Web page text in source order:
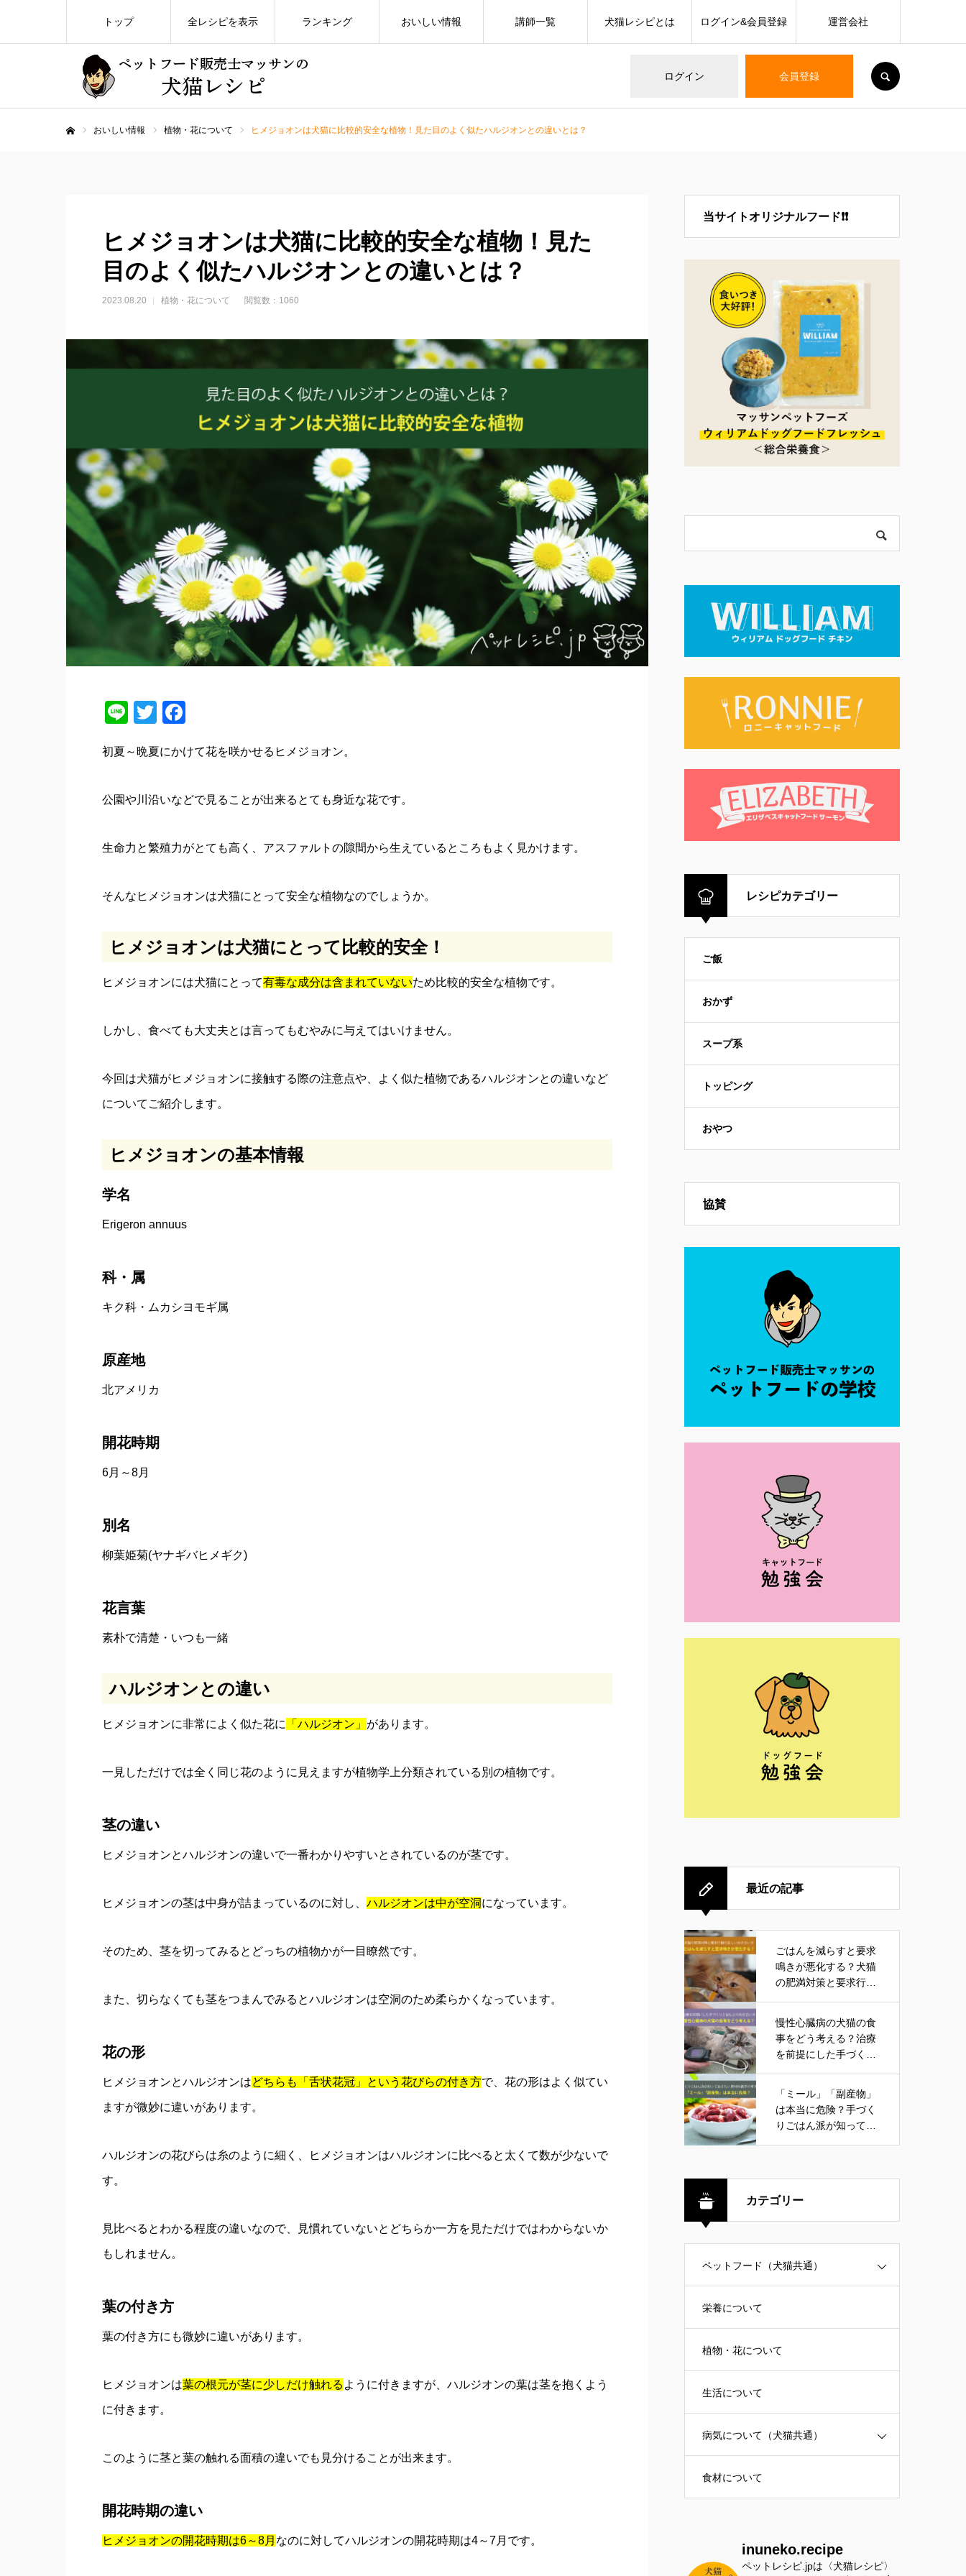
ログイン 会員登録
トップ 全レシピを表示 ランキング おいしい情報 講師一覧 犬猫レシピとは ログイン&会員登録 運営会社
おいしい情報 植物・花について ヒメジョオンは犬猫に比較的安全な植物！見た目のよく似たハルジオンとの違いとは？
ヒメジョオンは犬猫に比較的安全な植物！見た
目のよく似たハルジオンとの違いとは？
2023.08.20 植物・花について 閲覧数：1060
LineTwitter
初夏～晩夏にかけて花を咲かせるヒメジョオン。
公園や川沿いなどで見ることが出来るとても身近な花です。
生命力と繁殖力がとても高く、アスファルトの隙間から生えているところもよく見かけます。
そんなヒメジョオンは犬猫にとって安全な植物なのでしょうか。
ヒメジョオンは犬猫にとって比較的安全！
ヒメジョオンには犬猫にとって有毒な成分は含まれていないため比較的安全な植物です。
しかし、食べても大丈夫とは言ってもむやみに与えてはいけません。
今回は犬猫がヒメジョオンに接触する際の注意点や、よく似た植物であるハルジオンとの違いなど
についてご紹介します。
ヒメジョオンの基本情報
学名
Erigeron annuus
科・属
キク科・ムカシヨモギ属
原産地
北アメリカ
開花時期
6月～8月
別名
柳葉姫菊(ヤナギバヒメギク)
花言葉
素朴で清楚・いつも一緒
ハルジオンとの違い
ヒメジョオンに非常によく似た花に 「ハルジオン」 があります。
一見しただけでは全く同じ花のように見えますが植物学上分類されている別の植物です。
茎の違い
ヒメジョオンとハルジオンの違いで一番わかりやすいとされているのが茎です。
ヒメジョオンの茎は中身が詰まっているのに対し、 ハルジオンは中が空洞になっています。
そのため、茎を切ってみるとどっちの植物かが一目瞭然です。
また、切らなくても茎をつまんでみるとハルジオンは空洞のため柔らかくなっています。
花の形
ヒメジョオンとハルジオンはどちらも 「舌状花冠」 という花びらの付き方で、花の形はよく似てい
ますが微妙に違いがあります。
ハルジオンの花びらは糸のように細く、ヒメジョオンはハルジオンに比べると太くて数が少ないで
す。
見比べるとわかる程度の違いなので、見慣れていないとどちらか一方を見ただけではわからないか
もしれません。
葉の付き方
葉の付き方にも微妙に違いがあります。
ヒメジョオンは葉の根元が茎に少しだけ触れる ように付きますが、ハルジオンの葉は茎を抱くよう
に付きます。
このように茎と葉の触れる面積の違いでも見分けることが出来ます。
開花時期の違い
ヒメジョオンの開花時期は6～8月 なのに対してハルジオンの開花時期は4～7月です。
当サイトオリジナルフード❗❗
レシピカテゴリー
ご飯
おかず
スープ系
トッピング
おやつ
協賛
最近の記事
ごはんを減らすと要求
鳴きが悪化する？犬猫
の肥満対策と要求行動
慢性心臓病の犬猫の食
事をどう考える？治療
を前提にした手づくり
「ミール」「副産物」
は本当に危険？手づく
りごはん派が知ってお
カテゴリー
ペットフード（犬猫共通）
栄養について
植物・花について
生活について
病気について（犬猫共通）
食材について
inuneko.recipe
ペットレシピ.jpは〈犬猫レシピ〉